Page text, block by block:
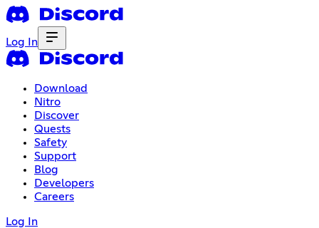
Log In
Download
Nitro
Discover
Quests
Safety
Support
Blog
Developers
Careers
Log In